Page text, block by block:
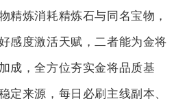
精炼消耗精炼石与同名宝物，
感度激活天赋，二者能为金将
成，全方位夯实金将品质基
定来源，每日必刷主线副本、